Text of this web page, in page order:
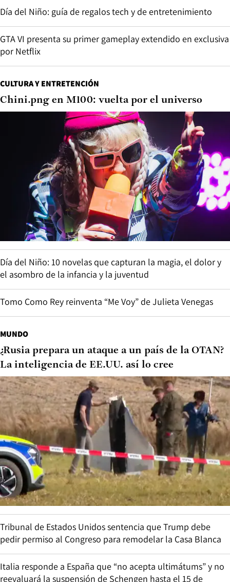
Día del Niño: guía de regalos tech y de entretenimiento
GTA VI presenta su primer gameplay extendido en exclusiva
por Netflix
CULTURA Y ENTRETENCIÓN
Chini.png en M100: vuelta por el universo
Día del Niño: 10 novelas que capturan la magia, el dolor y
el asombro de la infancia y la juventud
Tomo Como Rey reinventa “Me Voy” de Julieta Venegas
MUNDO
¿Rusia prepara un ataque a un país de la OTAN?
La inteligencia de EE.UU. así lo cree
Tribunal de Estados Unidos sentencia que Trump debe
pedir permiso al Congreso para remodelar la Casa Blanca
Italia responde a España que “no acepta ultimátums” y no
reevaluará la suspensión de Schengen hasta el 15 de